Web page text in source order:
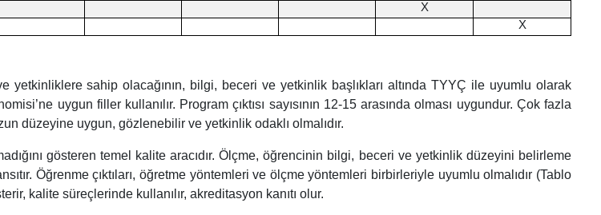
X
X
yetkinliklere sahip olacağının, bilgi, beceri ve yetkinlik başlıkları altında TYYÇ ile uyumlu olarak
uygun filler kullanılır. Program çıktısı sayısının 12-15 arasında olması uygundur. Çok fazla
düzeyine uygun, gözlenebilir ve yetkinlik odaklı olmalıdır.
gösteren temel kalite aracıdır. Ölçme, öğrencinin bilgi, beceri ve yetkinlik düzeyini belirleme
Öğrenme çıktıları, öğretme yöntemleri ve ölçme yöntemleri birbirleriyle uyumlu olmalıdır (Tablo
kalite süreçlerinde kullanılır, akreditasyon kanıtı olur.